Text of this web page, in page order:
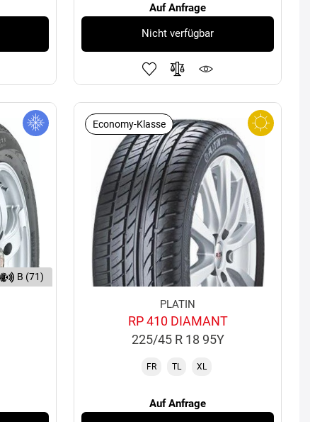
Auf Anfrage
Nicht verfügbar
B (71)
Economy-Klasse
PLATIN
RP 410 DIAMANT
225/45 R 18 95Y
FR TL XL
Auf Anfrage